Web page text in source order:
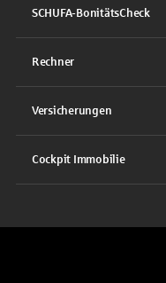
SCHUFA-BonitätsCheck
Rechner
Versicherungen
Cockpit Immobilie